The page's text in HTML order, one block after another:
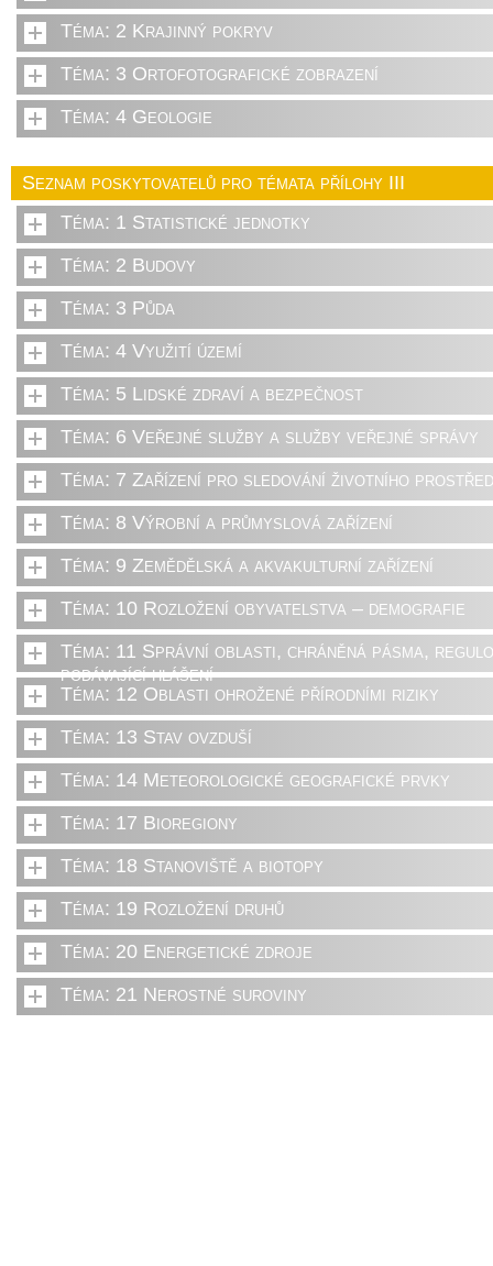
Téma: 2 Krajinný pokryv
Téma: 3 Ortofotografické zobrazení
Téma: 4 Geologie
Seznam poskytovatelů pro témata přílohy III
Téma: 1 Statistické jednotky
Téma: 2 Budovy
Téma: 3 Půda
Téma: 4 Využití území
Téma: 5 Lidské zdraví a bezpečnost
Téma: 6 Veřejné služby a služby veřejné správy
Téma: 7 Zařízení pro sledování životního
Téma: 8 Výrobní a průmyslová zařízení
Téma: 9 Zemědělská a akvakulturní zařízení
Téma: 10 Rozložení obyvatelstva – demografie
Téma: 11 Správní oblasti, chráněná pásma,
podávající hlášení
Téma: 12 Oblasti ohrožené přírodními riziky
Téma: 13 Stav ovzduší
Téma: 14 Meteorologické geografické prvky
Téma: 17 Bioregiony
Téma: 18 Stanoviště a biotopy
Téma: 19 Rozložení druhů
Téma: 20 Energetické zdroje
Téma: 21 Nerostné suroviny